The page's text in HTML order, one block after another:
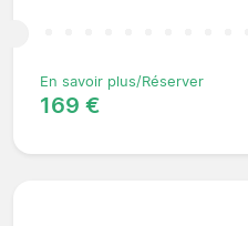
En savoir plus/Réserver
169 €